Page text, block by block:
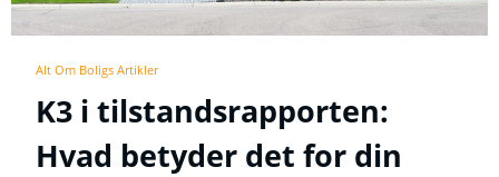
Alt Om Boligs Artikler
K3 i tilstandsrapporten:
Hvad betyder det for din